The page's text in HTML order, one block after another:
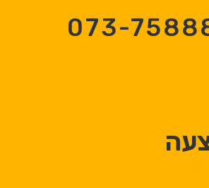
073-